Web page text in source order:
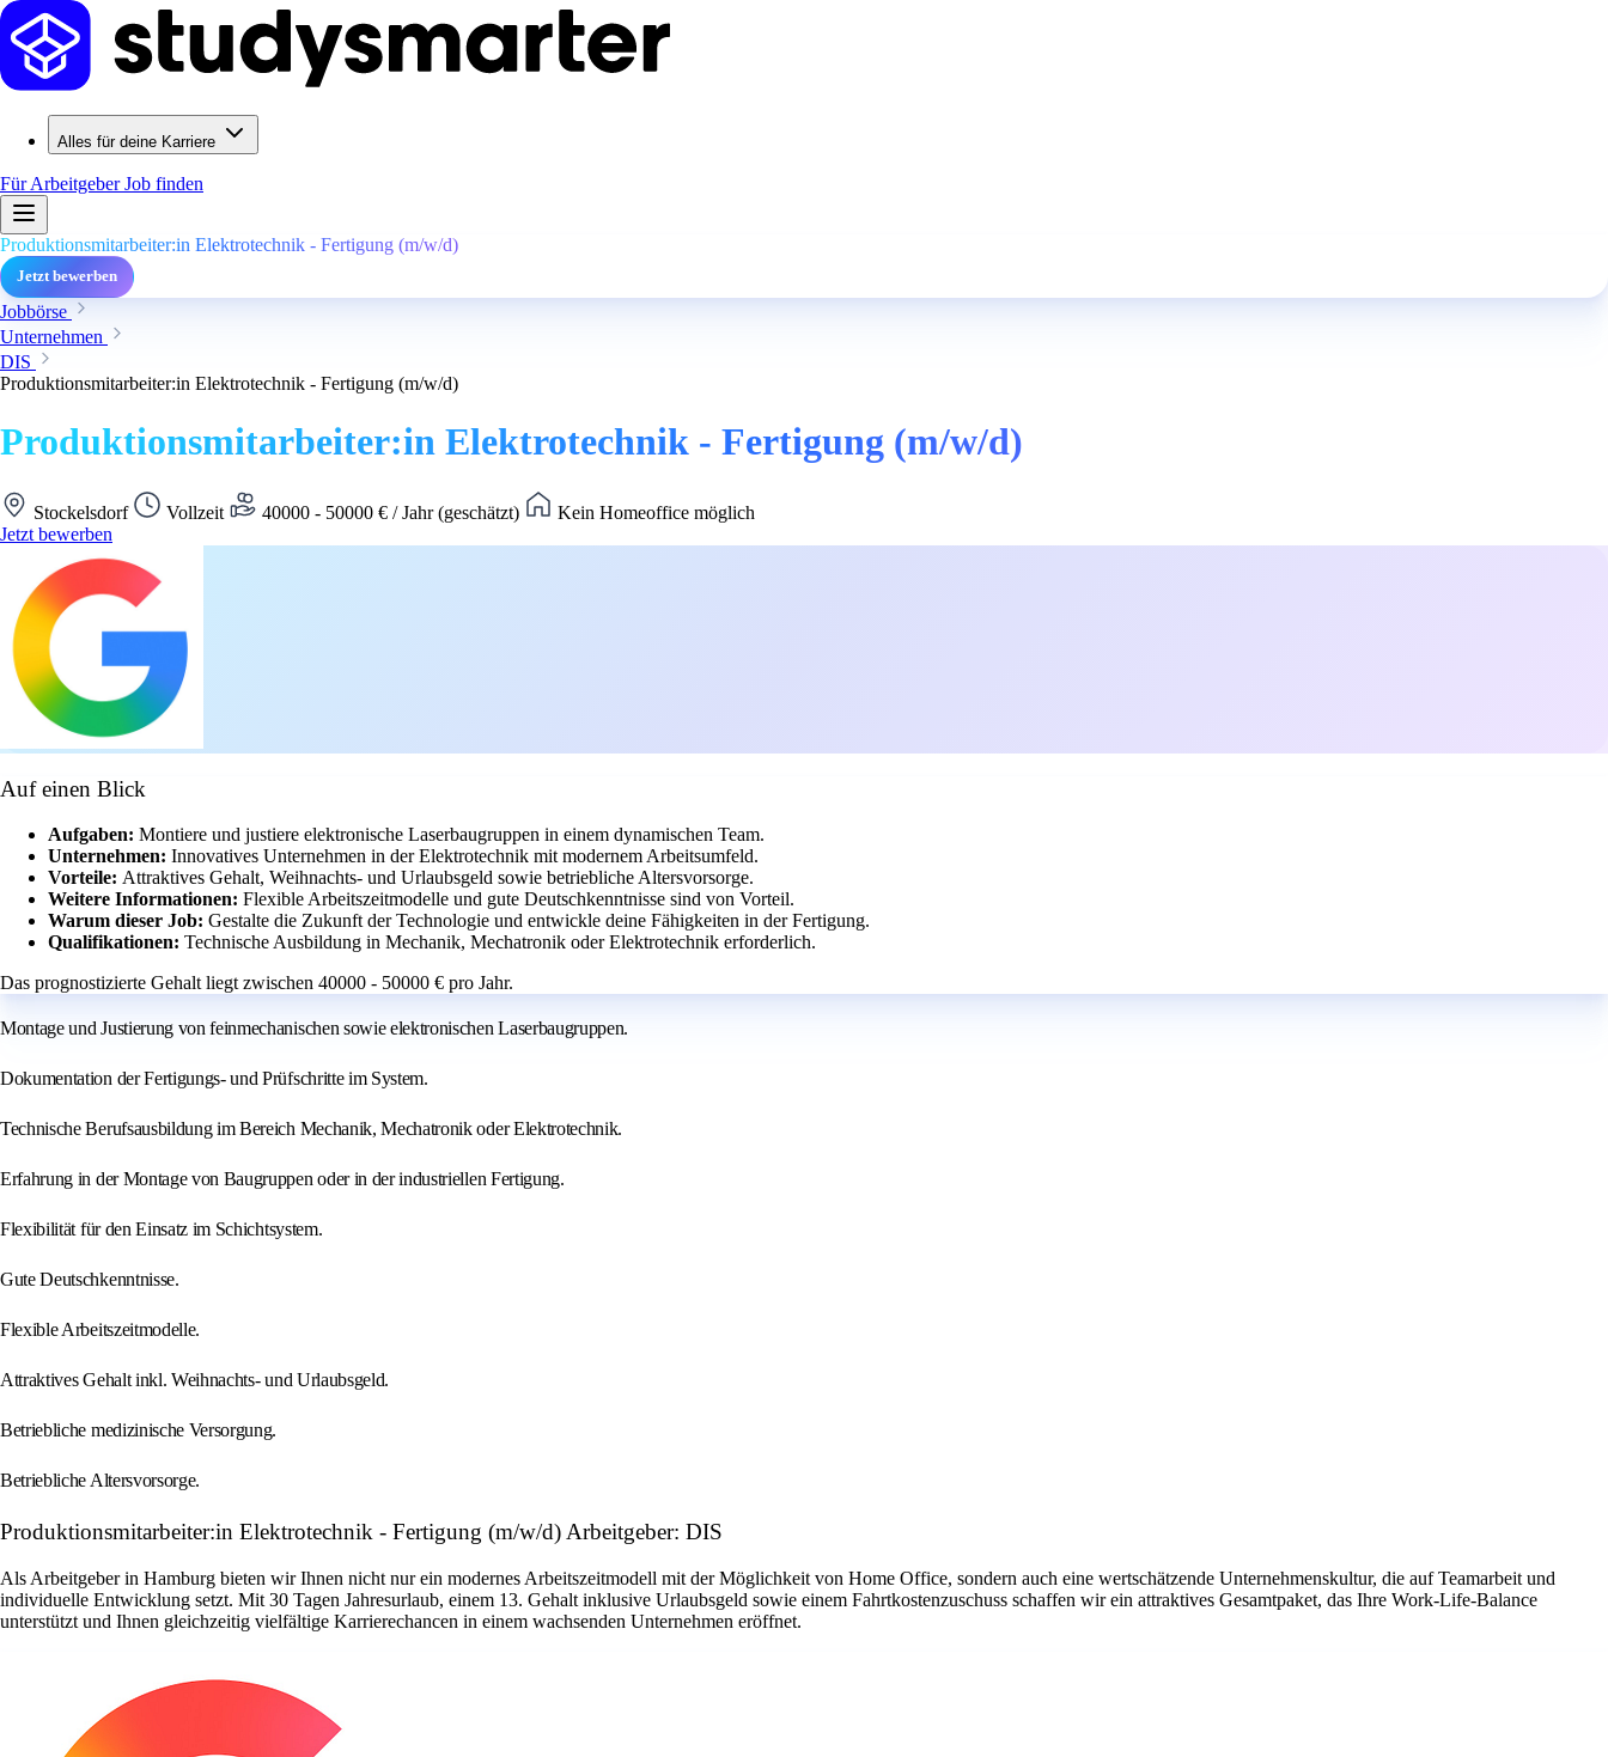
Alles für deine Karriere
Für ArbeitgeberJob finden
Produktionsmitarbeiter:in Elektrotechnik - Fertigung (m/w/d)
Jetzt bewerben
Jobbörse
Unternehmen
DIS
Produktionsmitarbeiter:in Elektrotechnik - Fertigung (m/w/d)
Produktionsmitarbeiter:in Elektrotechnik - Fertigung (m/w/d)
Stockelsdorf Vollzeit 40000 - 50000 € / Jahr (geschätzt)
Kein Homeoffice möglich
Jetzt bewerben
Auf einen Blick
Aufgaben: Montiere und justiere elektronische Laserbaugruppen in einem dynamischen Team.
Unternehmen: Innovatives Unternehmen in der Elektrotechnik mit modernem Arbeitsumfeld.
Vorteile: Attraktives Gehalt, Weihnachts- und Urlaubsgeld sowie betriebliche Altersvorsorge.
Weitere Informationen: Flexible Arbeitszeitmodelle und gute Deutschkenntnisse sind von Vorteil.
Warum dieser Job: Gestalte die Zukunft der Technologie und entwickle deine Fähigkeiten in der Fertigung.
Qualifikationen: Technische Ausbildung in Mechanik, Mechatronik oder Elektrotechnik erforderlich.
Das prognostizierte Gehalt liegt zwischen 40000 - 50000 € pro Jahr.
Montage und Justierung von feinmechanischen sowie elektronischen Laserbaugruppen.
Dokumentation der Fertigungs- und Prüfschritte im System.
Technische Berufsausbildung im Bereich Mechanik, Mechatronik oder Elektrotechnik.
Erfahrung in der Montage von Baugruppen oder in der industriellen Fertigung.
Flexibilität für den Einsatz im Schichtsystem.
Gute Deutschkenntnisse.
Flexible Arbeitszeitmodelle.
Attraktives Gehalt inkl. Weihnachts- und Urlaubsgeld.
Betriebliche medizinische Versorgung.
Betriebliche Altersvorsorge.
Produktionsmitarbeiter:in Elektrotechnik - Fertigung (m/w/d) Arbeitgeber: DIS
Als Arbeitgeber in Hamburg bieten wir Ihnen nicht nur ein modernes Arbeitszeitmodell mit der Möglichkeit von Home Office, sondern auch eine wertschätzende Unternehmenskultur, die auf Teamarbeit und
individuelle Entwicklung setzt. Mit 30 Tagen Jahresurlaub, einem 13. Gehalt inklusive Urlaubsgeld sowie einem Fahrtkostenzuschuss schaffen wir ein attraktives Gesamtpaket, das Ihre Work-Life-Balance
unterstützt und Ihnen gleichzeitig vielfältige Karrierechancen in einem wachsenden Unternehmen eröffnet.